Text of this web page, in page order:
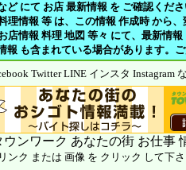
ど にて お店 最新情報 を ご確認くだ
情報 等 は、この情報 作成時 から
報 料理 地図 等々 にて、最新情報
報 も含まれている場合があります。
Twitter LINE インスタ Instagram
ンワーク あなたの街 お仕事
ンク または 画像 を クリック して下